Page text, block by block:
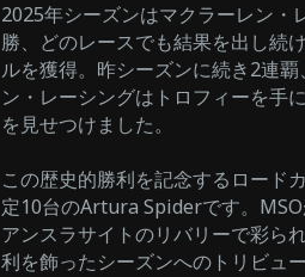
2025年シーズンはマクラーレン・
勝、どのレースでも結果を出し続
ルを獲得。昨シーズンに続き2連
ン・レーシングはトロフィーを手
を見せつけました。
この歴史的勝利を記念するロー
定10台のArtura Spiderです。
アンスラサイトのリバリーで彩ら
利を飾ったシーズンへのトリビュ